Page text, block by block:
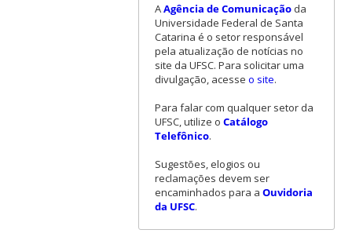
AAgência de Comunicaçãoda
Universidade Federal de Santa
Catarina é o setor responsável
pela atualização de notícias no
site da UFSC. Para solicitar uma
divulgação, acesse o site.
Para falar com qualquer setor da
UFSC, utilize o Catálogo
Telefônico.
Sugestões, elogios ou
reclamações devem ser
encaminhados para a Ouvidoria
da UFSC.